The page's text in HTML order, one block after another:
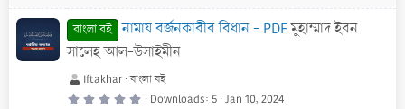
0
s
t
a
r
s
)
বাংলা বই নামায বর্জনকারীর বিধান - PDFমুহাম্মাদ ইবন
সালেহ আল-উসাইমীন
Iftakhar বাংলা বই
0 Downloads 5 Jan 10, 2024